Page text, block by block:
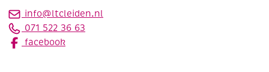
info@ltcleiden.nl
071 522 36 63
facebook